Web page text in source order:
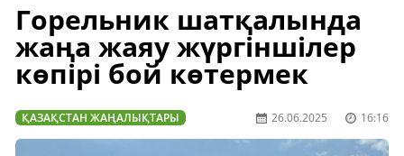
Горельник шатқалында
жаңа жаяу жүргіншілер
көпірі бой көтермек
ҚАЗАҚСТАН ЖАҢАЛЫҚТАРЫ 26.06.2025 16:16